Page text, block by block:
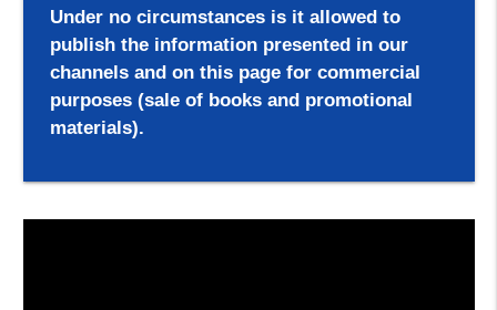
Under no circumstances is it allowed to
publish the information presented in our
channels and on this page for commercial
purposes (sale of books and promotional
materials).